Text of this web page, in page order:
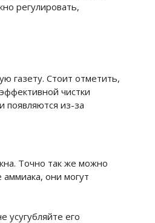
регулировать,
газету. Стоит отметить,
чистки
появляются из-за
Точно так же можно
они могут
усугубляйте его